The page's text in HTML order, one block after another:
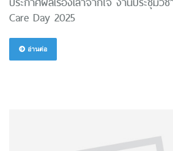
Care Day 2025
อ่านต่อ